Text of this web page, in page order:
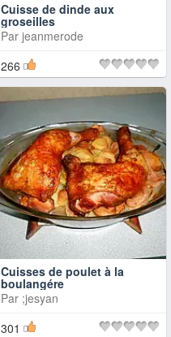
Cuisse de dinde aux
groseilles
Par jeanmerode
266
Cuisses de poulet à la
boulangére
Par ;jesyan
301